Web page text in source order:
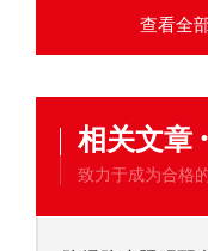
查看全
相关文章 ·
致力于成为合格